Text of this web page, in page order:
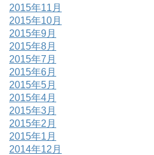
2015年11月
2015年10月
2015年9月
2015年8月
2015年7月
2015年6月
2015年5月
2015年4月
2015年3月
2015年2月
2015年1月
2014年12月